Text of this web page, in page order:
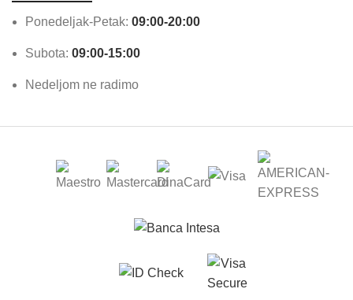
Ponedeljak-Petak: 09:00-20:00
Subota: 09:00-15:00
Nedeljom ne radimo